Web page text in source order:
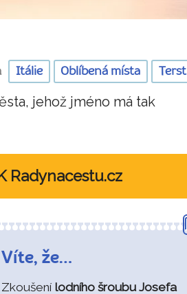
Itálie Oblíbená místa Terst
jehož jméno má tak
Radynacestu.cz
Víte, že…
Zkoušení lodního šroubu Josefa